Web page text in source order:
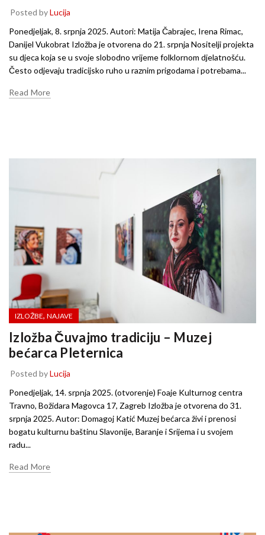
Posted byLucija
Ponedjeljak, 8. srpnja 2025. Autori: Matija Čabrajec, Irena Rimac,
Danijel Vukobrat Izložba je otvorena do 21. srpnja Nositelji projekta
su djeca koja se u svoje slobodno vrijeme folklornom djelatnošću.
Često odjevaju tradicijsko ruho u raznim prigodama i potrebama...
Read More
IZLOŽBE, NAJAVE
Izložba Čuvajmo tradiciju – Muzej
bećarca Pleternica
Posted byLucija
Ponedjeljak, 14. srpnja 2025. (otvorenje) Foaje Kulturnog centra
Travno, Božidara Magovca 17, Zagreb Izložba je otvorena do 31.
srpnja 2025. Autor: Domagoj Katić Muzej bećarca živi i prenosi
bogatu kulturnu baštinu Slavonije, Baranje i Srijema i u svojem
radu...
Read More